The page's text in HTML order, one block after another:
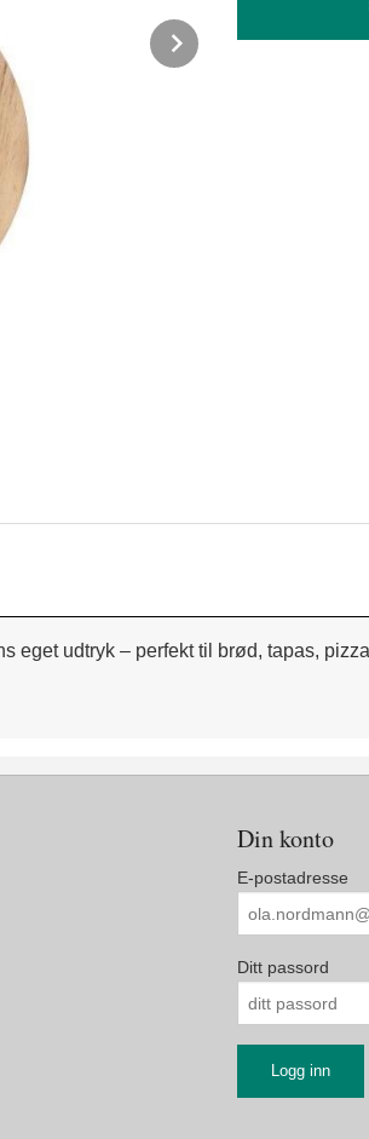
Next
eget udtryk – perfekt til brød, tapas,
Din konto
E-postadresse
Ditt passord